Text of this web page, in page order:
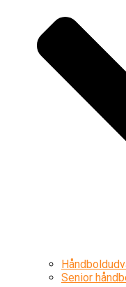
Senior